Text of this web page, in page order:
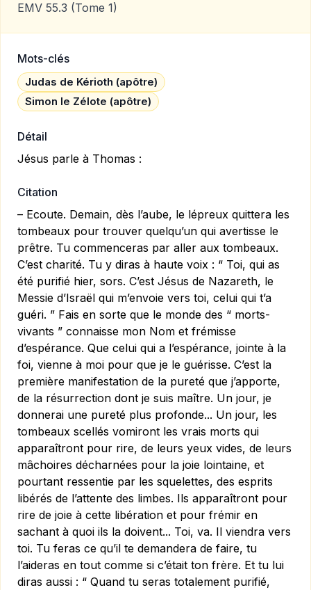
EMV 55.3 (Tome 1)
Mots-clés
Judas de Kérioth (apôtre)
Simon le Zélote (apôtre)
Détail
Jésus parle à Thomas :
Citation
– Ecoute. Demain, dès l’aube, le lépreux quittera les
tombeaux pour trouver quelqu’un qui avertisse le
prêtre. Tu commenceras par aller aux tombeaux.
C’est charité. Tu y diras à haute voix : “ Toi, qui as
été purifié hier, sors. C’est Jésus de Nazareth, le
Messie d’Israël qui m’envoie vers toi, celui qui t’a
guéri. ” Fais en sorte que le monde des “ morts-
vivants ” connaisse mon Nom et frémisse
d’espérance. Que celui qui a l’espérance, jointe à la
foi, vienne à moi pour que je le guérisse. C’est la
première manifestation de la pureté que j’apporte,
de la résurrection dont je suis maître. Un jour, je
donnerai une pureté plus profonde... Un jour, les
tombeaux scellés vomiront les vrais morts qui
apparaîtront pour rire, de leurs yeux vides, de leurs
mâchoires décharnées pour la joie lointaine, et
pourtant ressentie par les squelettes, des esprits
libérés de l’attente des limbes. Ils apparaîtront pour
rire de joie à cette libération et pour frémir en
sachant à quoi ils la doivent... Toi, va. Il viendra vers
toi. Tu feras ce qu’il te demandera de faire, tu
l’aideras en tout comme si c’était ton frère. Et tu lui
diras aussi : “ Quand tu seras totalement purifié,